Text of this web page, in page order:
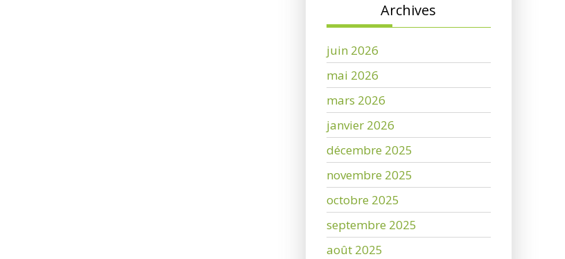
Archives
juin 2026
mai 2026
mars 2026
janvier 2026
décembre 2025
novembre 2025
octobre 2025
septembre 2025
août 2025